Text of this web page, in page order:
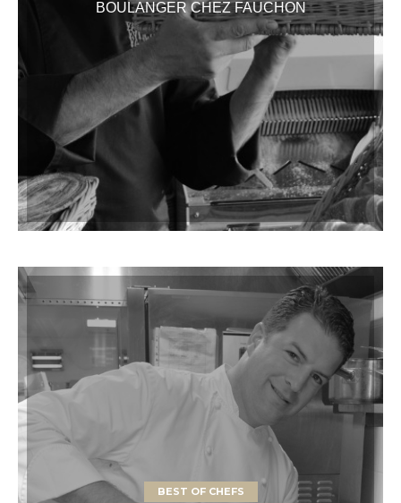
BOULANGER CHEZ FAUCHON
BEST OF CHEFS